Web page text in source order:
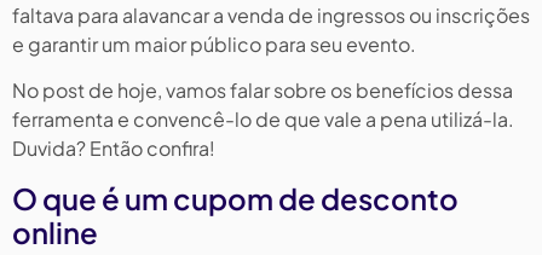
faltava para alavancar a venda de ingressos ou inscrições
e garantir um maior público para seu evento.
No post de hoje, vamos falar sobre os benefícios dessa
ferramenta e convencê-lo de que vale a pena utilizá-la.
Duvida? Então confira!
O que é um cupom de desconto
online